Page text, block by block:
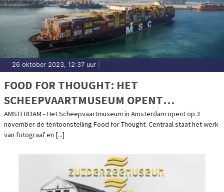
26 oktober 2023, 12:37 uur
FOOD FOR THOUGHT: HET
SCHEEPVAARTMUSEUM OPENT
TENTOONSTELLING OVER DE VERBORGEN
WERELD ACHTER ONS VOEDSEL
AMSTERDAM - Het Scheepvaartmuseum in Amsterdam opent op 3
november de tentoonstelling Food for Thought. Centraal staat het werk
van fotograaf en [...]